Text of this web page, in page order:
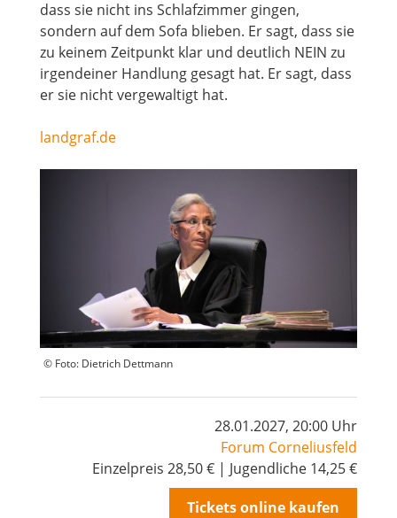
dass sie nicht ins Schlafzimmer gingen,
sondern auf dem Sofa blieben. Er sagt, dass sie
zu keinem Zeitpunkt klar und deutlich NEIN zu
irgendeiner Handlung gesagt hat. Er sagt, dass
er sie nicht vergewaltigt hat.
landgraf.de
© Foto: Dietrich Dettmann
28.01.2027, 20:00 Uhr
Forum Corneliusfeld
Einzelpreis 28,50 € | Jugendliche 14,25 €
Tickets online kaufen